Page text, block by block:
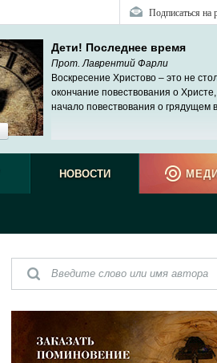
Подписаться на
Дети! Последнее время
Прот. Лаврентий Фарли
Воскресение Христово – это не
окончание повествования о Христе,
начало повествования о грядущем
НОВОСТИ